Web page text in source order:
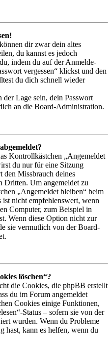
dir zwar dein altes
du kannst es jedoch
indem du auf der Anmelde-
vergessen“ klickst und den
du dich schnell wieder
Lage sein, dein Passwort
an die Board-Administration.
Kontrollkästchen „Angemeldet
du nur für eine Sitzung
den Missbrauch deines
Dritten. Um angemeldet zu
„Angemeldet bleiben“ beim
nicht empfehlenswert, wenn
Computer, zum Beispiel in
Wenn diese Option nicht zur
sie vermutlich von der Board-
löschen“?
die Cookies, die phpBB erstellt
du im Forum angemeldet
Cookies einige Funktionen,
Status – sofern sie von der
wurden. Wenn du Probleme
hast, kann es helfen, wenn du